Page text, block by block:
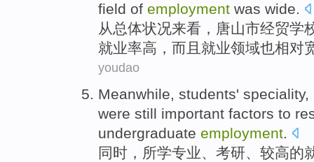
field of employment was wide.
从总体状况来看 ， 唐山市经贸学
就业率高 ， 而且 就业领域也相对
youdao
Meanwhile, students' speciality,
were still important factors to
undergraduate employment.
同时 ， 所学专业、考研、 较高的